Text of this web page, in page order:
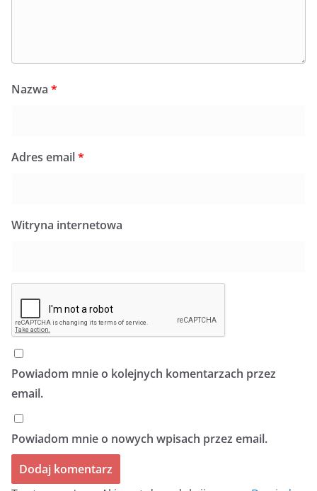
Nazwa *
Adres email*
Witryna internetowa
Powiadom mnie o kolejnych komentarzach przez
email.
Powiadom mnie o nowych wpisach przez email.